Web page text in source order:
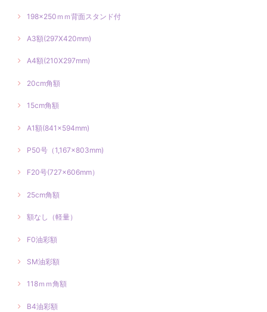
198×250ｍｍ背面スタンド付
A3額(297X420mm)
A4額(210X297mm)
20cm角額
15cm角額
A1額(841×594mm)
P50号（1,167×803mm)
F20号(727×606mm）
25cm角額
額なし（軽量）
F0油彩額
SM油彩額
118ｍｍ角額
B4油彩額